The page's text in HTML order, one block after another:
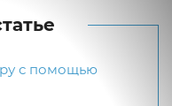
с помощью